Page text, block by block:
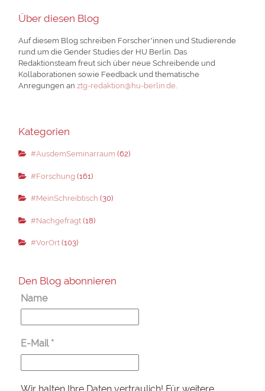
Über diesen Blog
Auf diesem Blog schreiben Forscher*innen und Studierende
rund um die Gender Studies der HU Berlin. Das
Redaktionsteam freut sich über neue Schreibende und
Kollaborationen sowie Feedback und thematische
Anregungen anztg-redaktion@hu-berlin.de.
Kategorien
#AusdemSeminarraum (62)
#Forschung (161)
#MeinSchreibtisch (30)
#Nachgefragt(18)
#VorOrt(103)
Den Blog abonnieren
Name
E-Mail *
Wir halten Ihre Daten vertraulich! Für weitere